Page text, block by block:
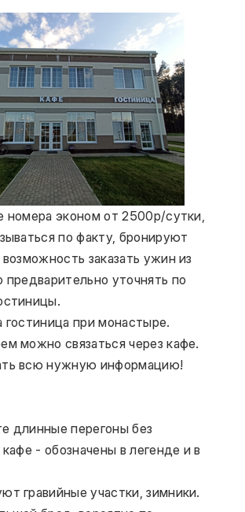
номера эконом от 2500р/сутки,
по факту, бронируют
заказать ужин из
уточнять по
гостиница при монастыре.
можно связаться через кафе.
всю нужную информацию!
длинные перегоны без
кафе - обозначены в легенде и в
гравийные участки, зимники.